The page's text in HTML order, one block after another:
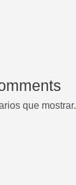
que mostrar.